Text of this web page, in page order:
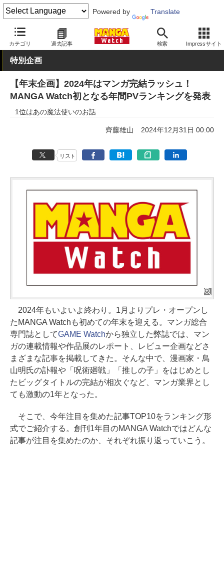
Powered by Translate
カテゴリ 過去記事 検索 Impressサイト
MANGA Watch その他
特別企画
【年末企画】2024年はマンガ完結ラッシュ！
MANGA Watch初となる年間PVランキングを発表
1位はあの魔法使いのお話
齊藤雄山 2024年12月31日 00:00
リスト
2024年もいよいよ終わり。1月よりプレ・オープンし
たMANGA Watchも初めての年末を迎える。マンガ総合
専門誌としてGAME Watchから独立した弊誌では、マン
ガの連載情報や作品展のレポート、レビュー企画などさ
まざまな記事を掲載してきた。そんな中で、漫画家・鳥
山明氏の訃報や「呪術廻戦」「推しの子」をはじめとし
たビッグタイトルの完結が相次ぐなど、マンガ業界とし
ても激動の1年となった。
そこで、今年注目を集めた記事TOP10をランキング形
式でご紹介する。創刊1年目のMANGA Watchではどんな
記事が注目を集めたのか、それぞれ振り返っていこう。